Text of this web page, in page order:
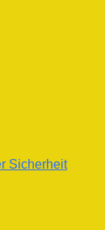
Sicherheit